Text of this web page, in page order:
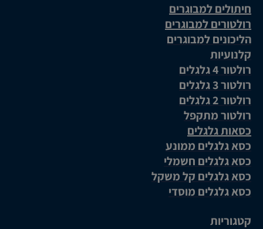
חיתולים למבוגרים
רולטורים למבוגרים
הליכונים למבוגרים
קלנועיות
רולטור 4 גלגלים
רולטור 3 גלגלים
רולטור 2 גלגלים
רולטור מתקפל
כסאות גלגלים
כסא גלגלים ממונע
כסא גלגלים חשמלי
כסא גלגלים קל משקל
כסא גלגלים מוסדי
קטגוריות